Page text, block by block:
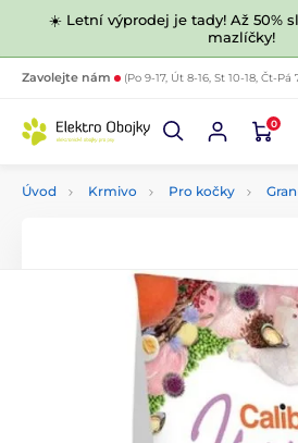
☀️ Letní výprodej je tady! Až 50%
mazlíčky!
Zavolejte nám (Po 9-17, Út 8-16, St 10-18, Čt-Pá
0
Úvod Krmivo Pro kočky